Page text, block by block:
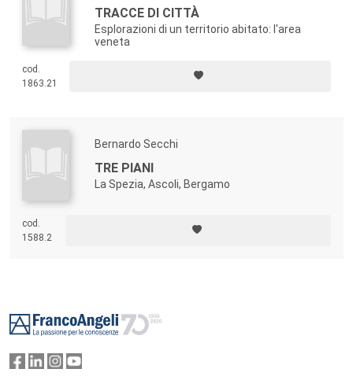
TRACCE DI CITTÀ
Esplorazioni di un territorio abitato: l'area
veneta
cod.
1863.21
Bernardo Secchi
TRE PIANI
La Spezia, Ascoli, Bergamo
cod.
1588.2